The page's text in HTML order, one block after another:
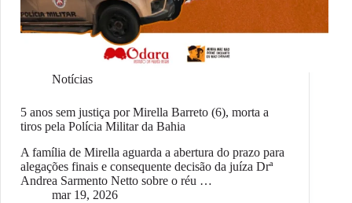
Notícias
5 anos sem justiça por Mirella Barreto (6), morta a
tiros pela Polícia Militar da Bahia
A família de Mirella aguarda a abertura do prazo para
alegações finais e consequente decisão da juíza Drª
Andrea Sarmento Netto sobre o réu …
mar 19, 2026